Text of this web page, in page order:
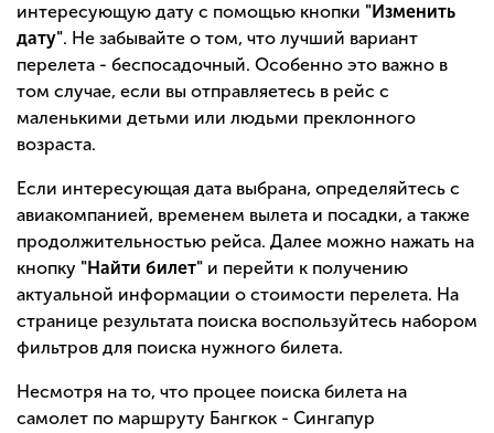
интересующую дату с помощью кнопки "Изменить
дату". Не забывайте о том, что лучший вариант
перелета - беспосадочный. Особенно это важно в
том случае, если вы отправляетесь в рейс с
маленькими детьми или людьми преклонного
возраста.
Если интересующая дата выбрана, определяйтесь с
авиакомпанией, временем вылета и посадки, а также
продолжительностью рейса. Далее можно нажать на
кнопку "Найти билет" и перейти к получению
актуальной информации о стоимости перелета. На
странице результата поиска воспользуйтесь набором
фильтров для поиска нужного билета.
Несмотря на то, что процее поиска билета на
самолет по маршруту Бангкок - Сингапур